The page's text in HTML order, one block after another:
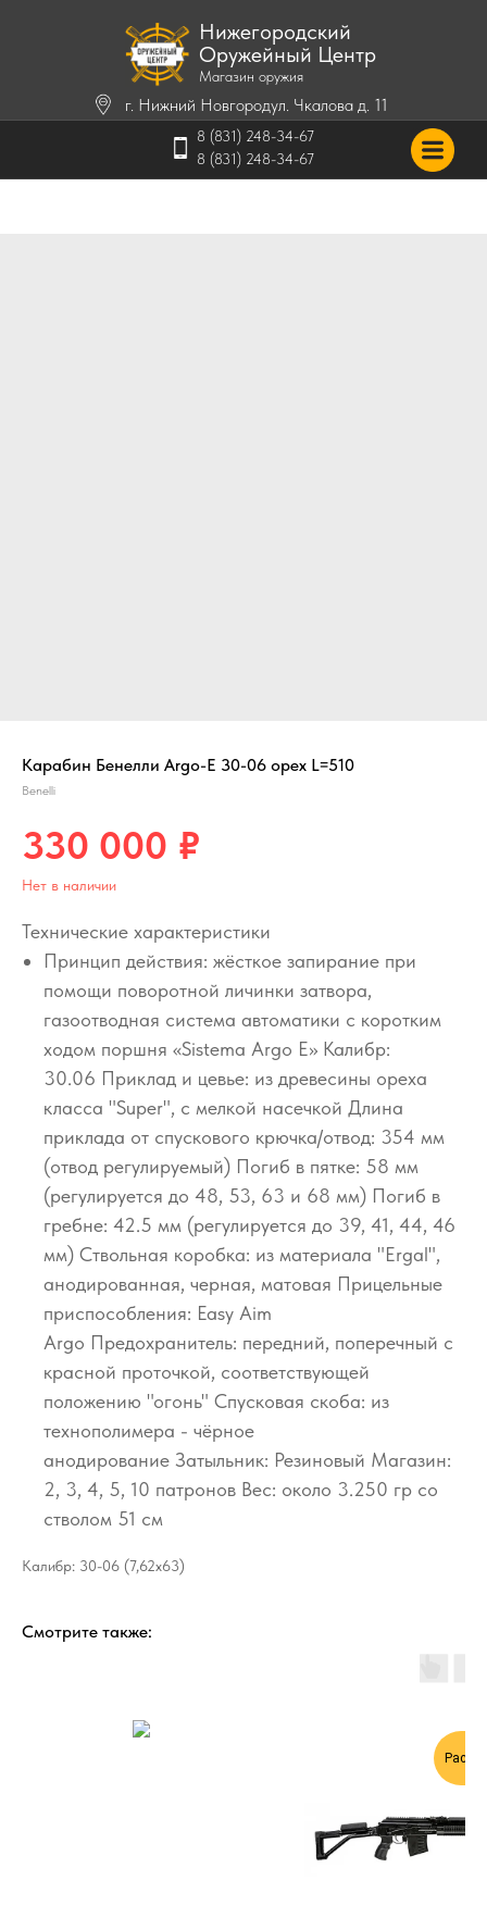
Нижегородский
Оружейный Центр
Магазин оружия
8 (831) 248-34-67
8 (831) 248-34-67
г. Нижний Новгородул. Чкалова д. 11
Карабин Бенелли Argo-Е 30-06 орех L=510
Benelli
330 000 ₽
Нет в наличии
Технические характеристики
Принцип действия: жёсткое запирание при
помощи поворотной личинки затвора,
газоотводная система автоматики с коротким
ходом поршня «Sistema Argo E» Калибр:
30.06 Приклад и цевье: из древесины ореха
класса "Super", с мелкой насечкой Длина
приклада от спускового крючка/отвод: 354 мм
(отвод регулируемый) Погиб в пятке: 58 мм
(регулируется до 48, 53, 63 и 68 мм) Погиб в
гребне: 42.5 мм (регулируется до 39, 41, 44, 46
мм) Cтвольная коробка: из материала "Ergal",
анодированная, черная, матовая Прицельные
приспособления: Easy Aim
Argo Предохранитель: передний, поперечный с
красной проточкой, соответствующей
положению "огонь" Спусковая скоба: из
технополимера - чёрное
анодирование Затыльник: Резиновый Магазин:
2, 3, 4, 5, 10 патронов Bес: около 3.250 гр со
стволом 51 см
Калибр: 30-06 (7,62х63)
Смотрите также: